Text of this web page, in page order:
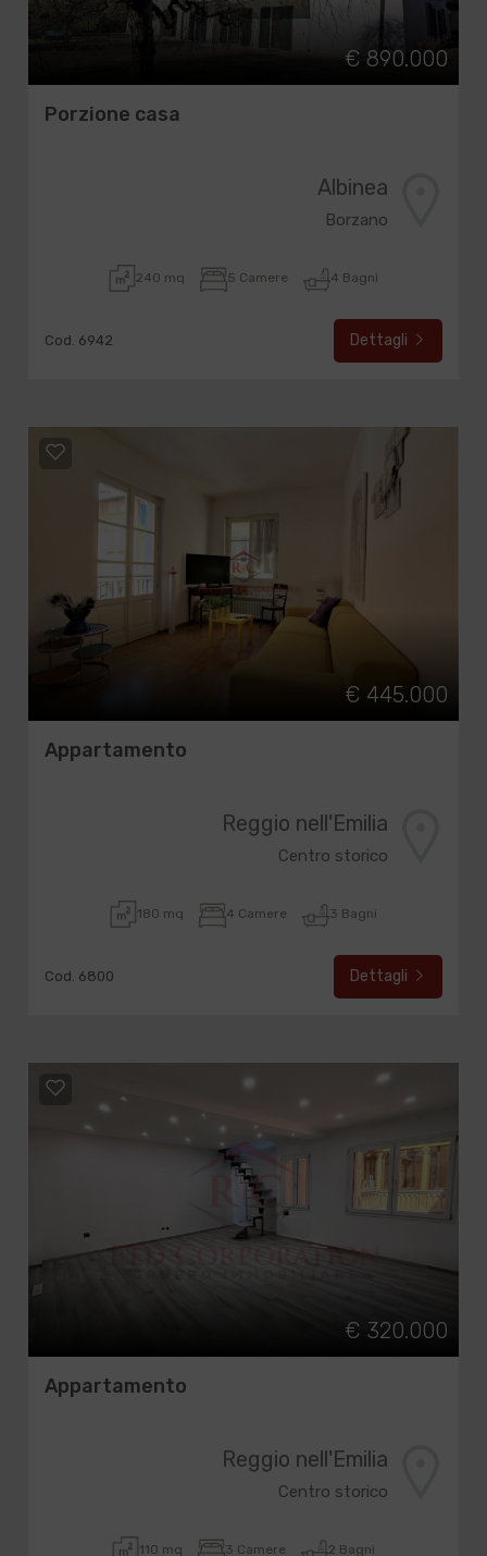
€ 890.000
Porzione casa
Albinea
Borzano
240 mq 5 Camere 4 Bagni
Cod. 6942 Dettagli
€ 445.000
Appartamento
Reggio nell'Emilia
Centro storico
180 mq 4 Camere 3 Bagni
Cod. 6800 Dettagli
€ 320.000
Appartamento
Reggio nell'Emilia
Centro storico
110 mq 3 Camere 2 Bagni